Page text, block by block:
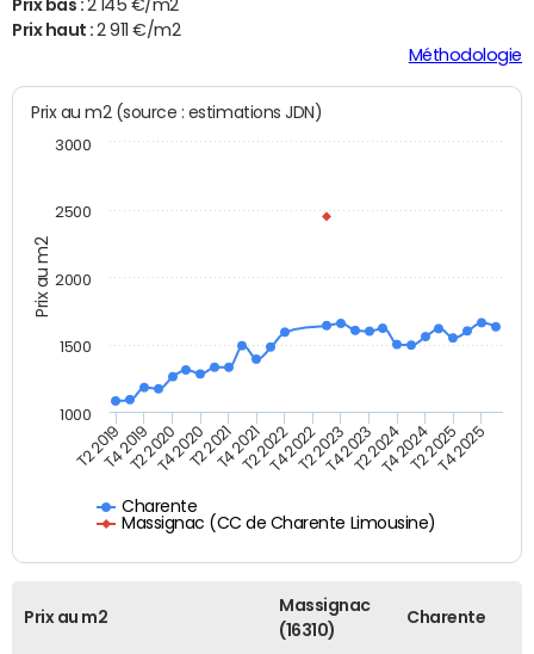
Prix bas : 2 145 €/m2
Prix haut :2 911 €/m2
Méthodologie
Prix au m2
Prix au m2 (source : estimations JDN)
Charente
Massignac (CC de Charente Limousine)
T2 2019T4 2019T2 2020T4 2020T2 2021T4 2021T2 2022T4 2022T2 2023T4 2023T2 2024T4 2024T2 2025T4 2025
1000
1500
2000
2500
3000
Prix au m2
Massignac
(16310)
Charente